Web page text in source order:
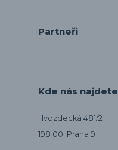
Partneři
Kde nás najdete
Hvozdecká 481/2
198 00 Praha 9